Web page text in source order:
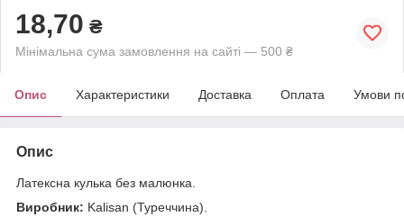
18,70 ₴
Мінімальна сума замовлення на сайті — 500 ₴
Опис Характеристики Доставка Оплата Умови
Опис
Латексна кулька без малюнка.
Виробник: Kalisan (Туреччина).